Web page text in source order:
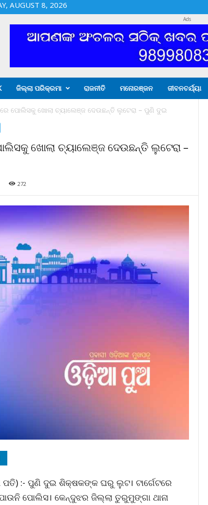
AUGUST 8, 2026
Ads
ଜିଲ୍ଲା ପରିକ୍ରମା ରାଜନୀତି ମନୋରଞ୍ଜନ ଜୀବନଚର୍ଯ୍ୟା
ପୋଲିସକୁ ଖୋଲା ଚ୍ୟାଲେଞ୍ଜ ଦେଉଛନ୍ତି ଲୁଟେରା – ପୁଣି ଦୁଇ
ଖୋଲା ଚ୍ୟାଲେଞ୍ଜ ଦେଉଛନ୍ତି ଲୁଟେରା –
272
:- ପୁଣି ଦୁଇ ଶିକ୍ଷକଙ୍କ ଘରୁ ଲୁଟ। ଟାର୍ଗେଟରେ
ପୋଲିସ। କେନ୍ଦୁଝର ଜିଲ୍ଲା ତୁରୁମୁଙ୍ଗା ଥାନା